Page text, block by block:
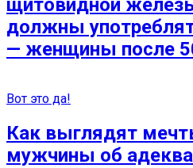
щитовидной
должны
— женщины после
Вот это да!
Как выглядят
мужчины об